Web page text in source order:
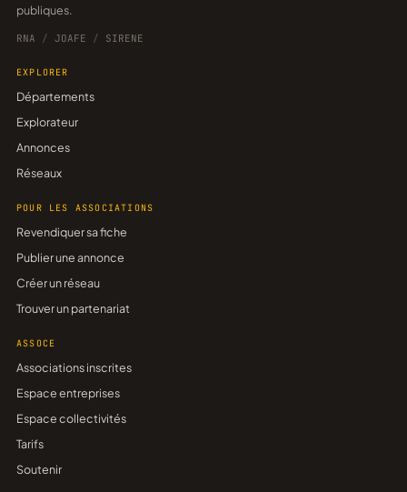
publiques.
RNA / JOAFE / SIRENE
EXPLORER
Départements
Explorateur
Annonces
Réseaux
POUR LES ASSOCIATIONS
Revendiquer sa fiche
Publier une annonce
Créer un réseau
Trouver un partenariat
ASSOCE
Associations inscrites
Espace entreprises
Espace collectivités
Tarifs
Soutenir